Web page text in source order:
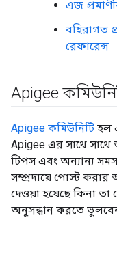
এজ
বহিরাগত
রেফারেন্স
Apigee
Apigee কমিউনিটি হল
Apigee এর সাথে সাথে
টিপস এবং অন্যান্য
সম্প্রদায়ে পোস্ট করার
দেওয়া হয়েছে কিনা
অনুসন্ধান করতে